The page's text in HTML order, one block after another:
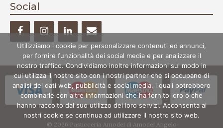
Social
© 2026 Pasticceria Amodei di Amodei Angelo
Utilizziamo i cookie per personalizzare contenuti ed annunci,
per fornire funzionalità dei social media e per analizzare il
nostro traffico. Condividiamo inoltre informazioni sul modo in
cui utilizza il nostro sito con i nostri partner che si occupano di
analisi dei dati web, pubblicità e social media, i quali potrebbero
combinarle con altre informazioni che ha fornito loro o che
hanno raccolto dal suo utilizzo dei loro servizi. Acconsenta ai
nostri cookie se continua ad utilizzare il nostro sito web.